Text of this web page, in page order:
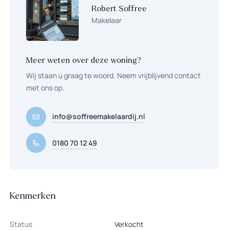
Robert Soffree
Makelaar
Meer weten over deze woning?
Wij staan u graag te woord. Neem vrijblijvend contact
met ons op.
info@soffreemakelaardij.nl
0180 70 12 49
Kenmerken
Status Verkocht